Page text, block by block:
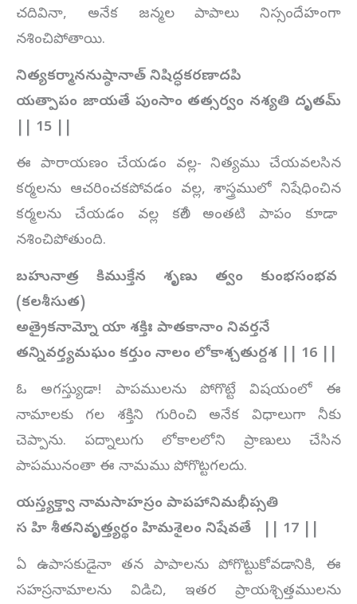
చదివినా, అనేక జన్మల పాపాలు నిస్సందేహంగా
నశించిపోతాయి.
నిత్యకర్మాననుష్ఠానాత్ నిషిద్ధకరణాదపి
యత్పాపం జాయతే పుంసాం తత్సర్వం నశ్యతి దృతమ్
|| 15 ||
ఈ పారాయణం చేయడం వల్ల- నిత్యము చేయవలసిన
కర్మలను ఆచరించకపోవడం వల్ల, శాస్త్రములో నిషేధించిన
కర్మలను చేయడం వల్ల కలిగే అంతటి పాపం కూడా
నశించిపోతుంది.
బహునాత్ర కిముక్తేన శృణు త్వం కుంభసంభవ
(కలశీసుత)
అత్రైకనామ్నో యా శక్తిః పాతకానాం నివర్తనే
తన్నివర్త్యమఘం కర్తుం నాలం లోకాశ్చతుర్దశ || 16 ||
ఓ అగస్త్యుడా! పాపములను పోగొట్టే విషయంలో ఈ
నామాలకు గల శక్తిని గురించి అనేక విధాలుగా నీకు
చెప్పాను. పద్నాలుగు లోకాలలోని ప్రాణులు చేసిన
పాపమునంతా ఈ నామము పోగొట్టగలదు.
యస్త్యక్త్వా నామసాహస్రం పాపహానిమభీప్సతి
స హి శీతనివృత్త్యర్థం హిమశైలం నిషేవతే || 17 ||
ఏ ఉపాసకుడైనా తన పాపాలను పోగొట్టుకోవడానికి, ఈ
సహస్రనామాలను విడిచి, ఇతర ప్రాయశ్చిత్తములను